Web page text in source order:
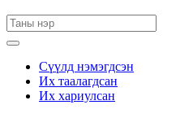
Сүүлд нэмэгдсэн
Их таалагдсан
Их хариулсан